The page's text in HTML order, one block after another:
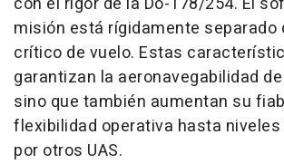
misión está rígidamente separado
crítico de vuelo. Estas
garantizan la aeronavegabilidad
sino que también aumentan su
flexibilidad operativa hasta
por otros UAS.